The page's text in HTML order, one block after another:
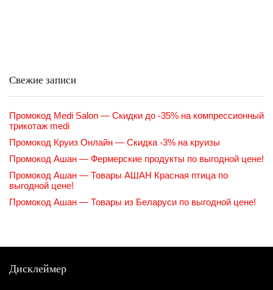
Свежие записи
Промокод Medi Salon — Скидки до -35% на компрессионный
трикотаж medi
Промокод Круиз Онлайн — Скидка -3% на круизы
Промокод Ашан — Фермерские продукты по выгодной цене!
Промокод Ашан — Товары АШАН Красная птица по
выгодной цене!
Промокод Ашан — Товары из Беларуси по выгодной цене!
Дисклеймер